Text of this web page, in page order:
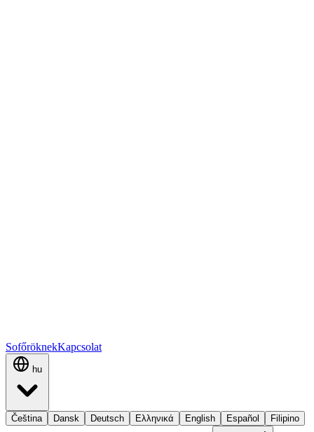
SofőröknekKapcsolat
hu
Čeština Dansk Deutsch Ελληνικά English Español Filipino